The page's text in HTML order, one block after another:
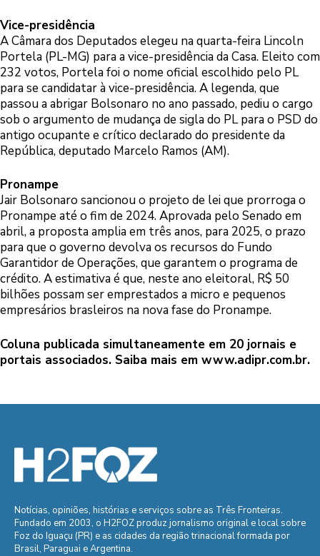
Vice-presidência
A Câmara dos Deputados elegeu na quarta-feira Lincoln
Portela (PL-MG) para a vice-presidência da Casa. Eleito com
232 votos, Portela foi o nome oficial escolhido pelo PL
para se candidatar à vice-presidência. A legenda, que
passou a abrigar Bolsonaro no ano passado, pediu o cargo
sob o argumento de mudança de sigla do PL para o PSD do
antigo ocupante e crítico declarado do presidente da
República, deputado Marcelo Ramos (AM).
Pronampe
Jair Bolsonaro sancionou o projeto de lei que prorroga o
Pronampe até o fim de 2024. Aprovada pelo Senado em
abril, a proposta amplia em três anos, para 2025, o prazo
para que o governo devolva os recursos do Fundo
Garantidor de Operações, que garantem o programa de
crédito. A estimativa é que, neste ano eleitoral, R$ 50
bilhões possam ser emprestados a micro e pequenos
empresários brasleiros na nova fase do Pronampe.
Coluna publicada simultaneamente em 20 jornais e
portais associados. Saiba mais em www.adipr.com.br.
Notícias, opiniões, histórias e serviços sobre as Três Fronteiras.
Fundado em 2003, o H2FOZ produz jornalismo original e local sobre
Foz do Iguaçu (PR) e as cidades da região trinacional formada por
Brasil, Paraguai e Argentina.